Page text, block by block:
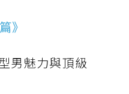
》
男魅力與頂級